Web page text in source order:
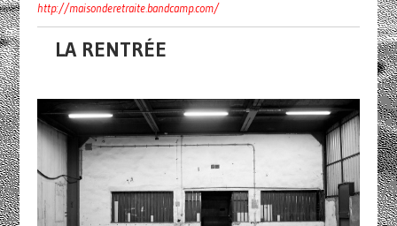
http://maisonderetraite.bandcamp.com/
LA RENTRÉE